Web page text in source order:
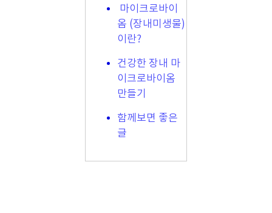
마이크로바이
옴 (장내미생물)
이란?
건강한 장내 마
이크로바이옴
만들기
함께보면 좋은
글